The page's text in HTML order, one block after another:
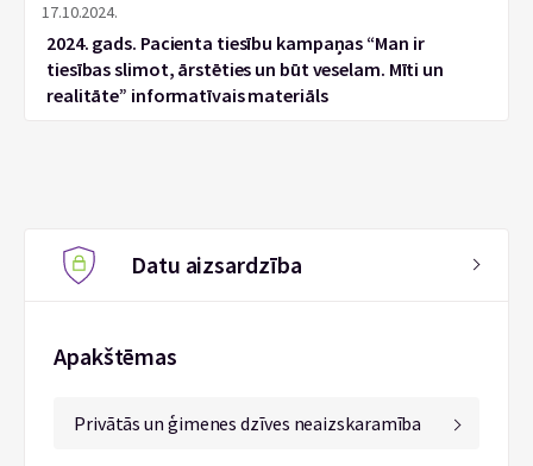
17.10.2024.
2024. gads. Pacienta tiesību kampaņas “Man ir
tiesības slimot, ārstēties un būt veselam. Mīti un
realitāte” informatīvais materiāls
Datu aizsardzība
Apakštēmas
Privātās un ģimenes dzīves neaizskaramība